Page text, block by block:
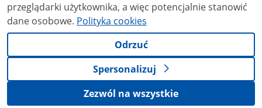
przeglądarki użytkownika, a więc potencjalnie stanowić
dane osobowe. Polityka cookies
Odrzuć
Spersonalizuj
Zezwól na wszystkie